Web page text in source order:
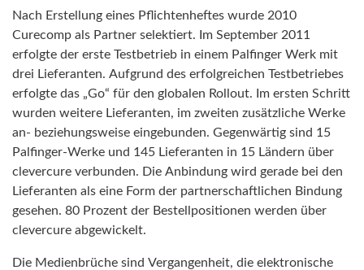
Nach Erstellung eines Pflichtenheftes wurde 2010
Curecomp als Partner selektiert. Im September 2011
erfolgte der erste Testbetrieb in einem Palfinger Werk mit
drei Lieferanten. Aufgrund des erfolgreichen Testbetriebes
erfolgte das „Go“ für den globalen Rollout. Im ersten Schritt
wurden weitere Lieferanten, im zweiten zusätzliche Werke
an- beziehungsweise eingebunden. Gegenwärtig sind 15
Palfinger-Werke und 145 Lieferanten in 15 Ländern über
clevercure verbunden. Die Anbindung wird gerade bei den
Lieferanten als eine Form der partnerschaftlichen Bindung
gesehen. 80 Prozent der Bestellpositionen werden über
clevercure abgewickelt.
Die Medienbrüche sind Vergangenheit, die elektronische